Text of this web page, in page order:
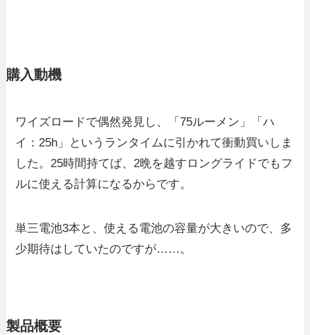
購入動機
ワイズロードで偶然発見し、「75ルーメン」「ハ
イ：25h」というランタイムに引かれて衝動買いしま
した。25時間持てば、2晩を越すロングライドでもフ
ルに使える計算になるからです。
単三電池3本と、使える電池の容量が大きいので、多
少期待はしていたのですが……。
製品概要